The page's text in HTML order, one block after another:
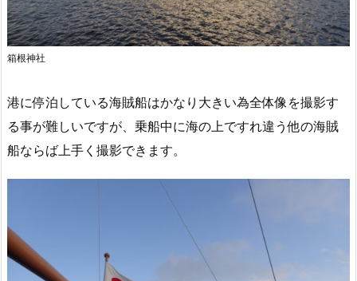
箱根神社
港に停泊している海賊船はかなり大きい為全体像を撮影す
る事が難しいですが、乗船中に海の上ですれ違う他の海賊
船ならば上手く撮影できます。